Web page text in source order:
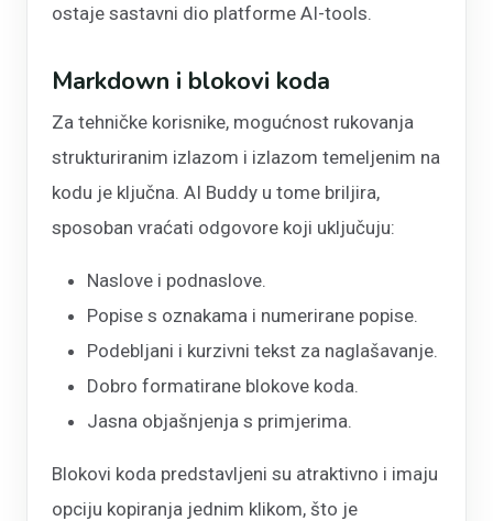
ostaje sastavni dio platforme AI-tools.
Markdown i blokovi koda
Za tehničke korisnike, mogućnost rukovanja
strukturiranim izlazom i izlazom temeljenim na
kodu je ključna. AI Buddy u tome briljira,
sposoban vraćati odgovore koji uključuju:
Naslove i podnaslove.
Popise s oznakama i numerirane popise.
Podebljani i kurzivni tekst za naglašavanje.
Dobro formatirane blokove koda.
Jasna objašnjenja s primjerima.
Blokovi koda predstavljeni su atraktivno i imaju
opciju kopiranja jednim klikom, što je